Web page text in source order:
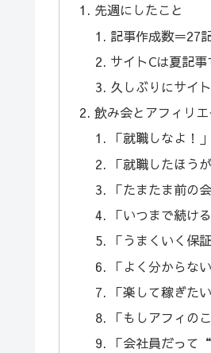
先週にしたこと
記事作成数＝27
サイトCは夏記事
久しぶりにサイ
飲み会とアフィリ
「就職しなよ！
「就職したほう
「たまたま前の
「いつまで続け
「うまくいく保
「よく分からな
「楽して稼ぎた
「もしアフィの
「会社員だっ